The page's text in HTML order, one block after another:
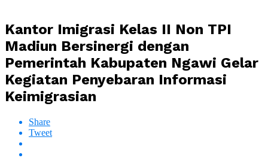
Kantor Imigrasi Kelas II Non TPI
Madiun Bersinergi dengan
Pemerintah Kabupaten Ngawi Gelar
Kegiatan Penyebaran Informasi
Keimigrasian
Share
Tweet